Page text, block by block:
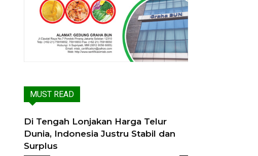
MUST READ
Di Tengah Lonjakan Harga Telur
Dunia, Indonesia Justru Stabil dan
Surplus